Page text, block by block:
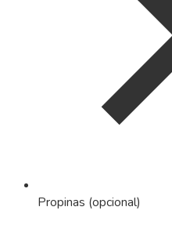
Propinas (opcional)